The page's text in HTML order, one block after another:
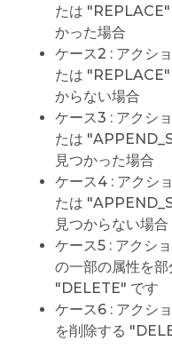
たは "REPLACE"
かった場合
ケース2 : アクシ
たは "REPLACE"
からない場合
ケース3 : アクシ
たは
見つかった場合
ケース4 : アクシ
たは
見つからない場合
ケース5 : アクシ
の一部の属性を
"DELETE" です
ケース6 : アクシ
を削除する